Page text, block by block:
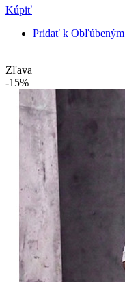
Kúpiť
Pridať k Obľúbeným
Zľava
-15%